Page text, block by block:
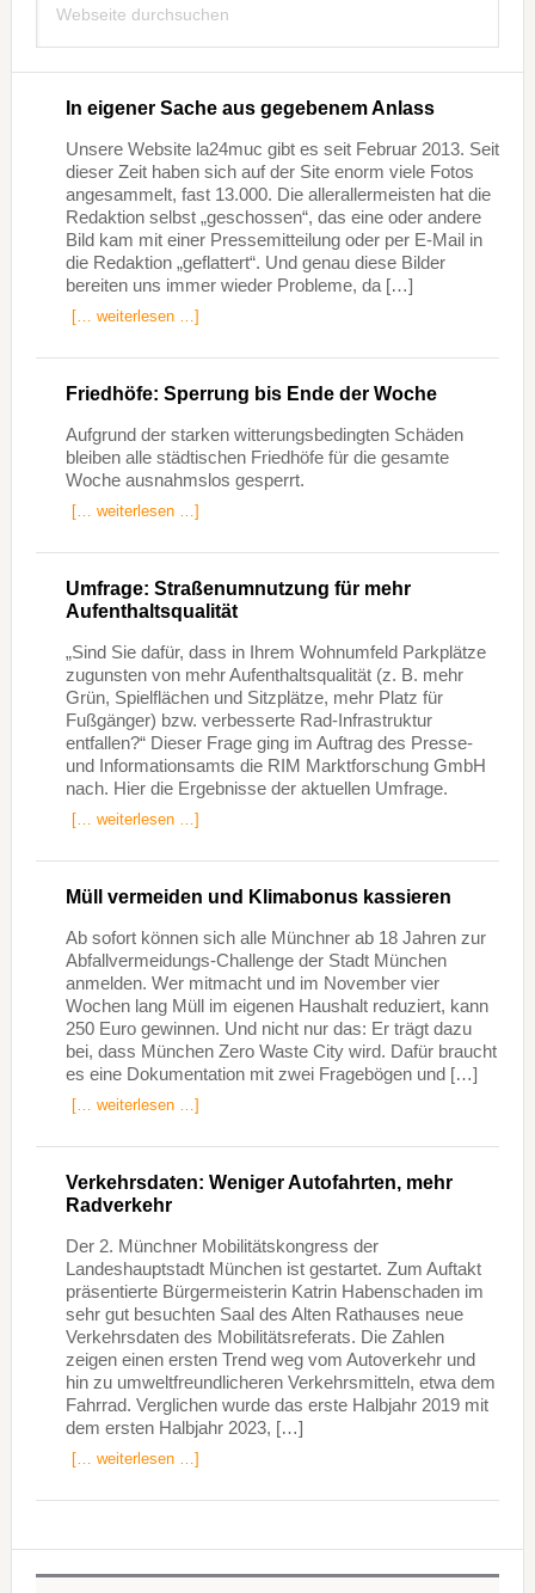
durchsuchen
In eigener Sache aus gegebenem Anlass
Unsere Website la24muc gibt es seit Februar 2013. Seit
dieser Zeit haben sich auf der Site enorm viele Fotos
angesammelt, fast 13.000. Die allerallermeisten hat die
Redaktion selbst „geschossen“, das eine oder andere
Bild kam mit einer Pressemitteilung oder per E-Mail in
die Redaktion „geflattert“. Und genau diese Bilder
bereiten uns immer wieder Probleme, da […]
[… weiterlesen …]
Friedhöfe: Sperrung bis Ende der Woche
Aufgrund der starken witterungsbedingten Schäden
bleiben alle städtischen Friedhöfe für die gesamte
Woche ausnahmslos gesperrt.
[… weiterlesen …]
Umfrage: Straßenumnutzung für mehr
Aufenthaltsqualität
„Sind Sie dafür, dass in Ihrem Wohnumfeld Parkplätze
zugunsten von mehr Aufenthaltsqualität (z. B. mehr
Grün, Spielflächen und Sitzplätze, mehr Platz für
Fußgänger) bzw. verbesserte Rad-Infrastruktur
entfallen?“ Dieser Frage ging im Auftrag des Presse-
und Informationsamts die RIM Marktforschung GmbH
nach. Hier die Ergebnisse der aktuellen Umfrage.
[… weiterlesen …]
Müll vermeiden und Klimabonus kassieren
Ab sofort können sich alle Münchner ab 18 Jahren zur
Abfallvermeidungs-Challenge der Stadt München
anmelden. Wer mitmacht und im November vier
Wochen lang Müll im eigenen Haushalt reduziert, kann
250 Euro gewinnen. Und nicht nur das: Er trägt dazu
bei, dass München Zero Waste City wird. Dafür braucht
es eine Dokumentation mit zwei Fragebögen und […]
[… weiterlesen …]
Verkehrsdaten: Weniger Autofahrten, mehr
Radverkehr
Der 2. Münchner Mobilitätskongress der
Landeshauptstadt München ist gestartet. Zum Auftakt
präsentierte Bürgermeisterin Katrin Habenschaden im
sehr gut besuchten Saal des Alten Rathauses neue
Verkehrsdaten des Mobilitätsreferats. Die Zahlen
zeigen einen ersten Trend weg vom Autoverkehr und
hin zu umweltfreundlicheren Verkehrsmitteln, etwa dem
Fahrrad. Verglichen wurde das erste Halbjahr 2019 mit
dem ersten Halbjahr 2023, […]
[… weiterlesen …]